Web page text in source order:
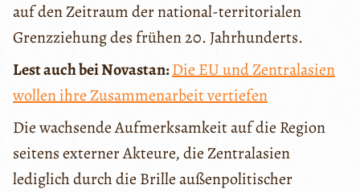
auf den Zeitraum der national-territorialen
Grenzziehung des frühen 20. Jahrhunderts.
Lest auch bei Novastan:Die EU und Zentralasien
wollen ihre Zusammenarbeit vertiefen
Die wachsende Aufmerksamkeit auf die Region
seitens externer Akteure, die Zentralasien
lediglich durch die Brille außenpolitischer